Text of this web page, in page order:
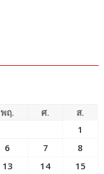
พฤ. ศ.
ส.
1
6 7
8
13 14
15